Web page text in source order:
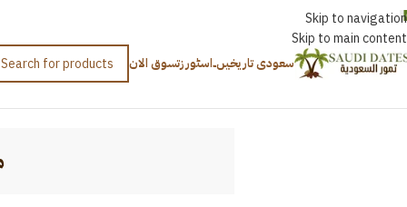
Skip to navigation
Skip to main content
اردو
سعودی تاریخیں۔اسٹورزتسوق الان
مختصر عجوہ